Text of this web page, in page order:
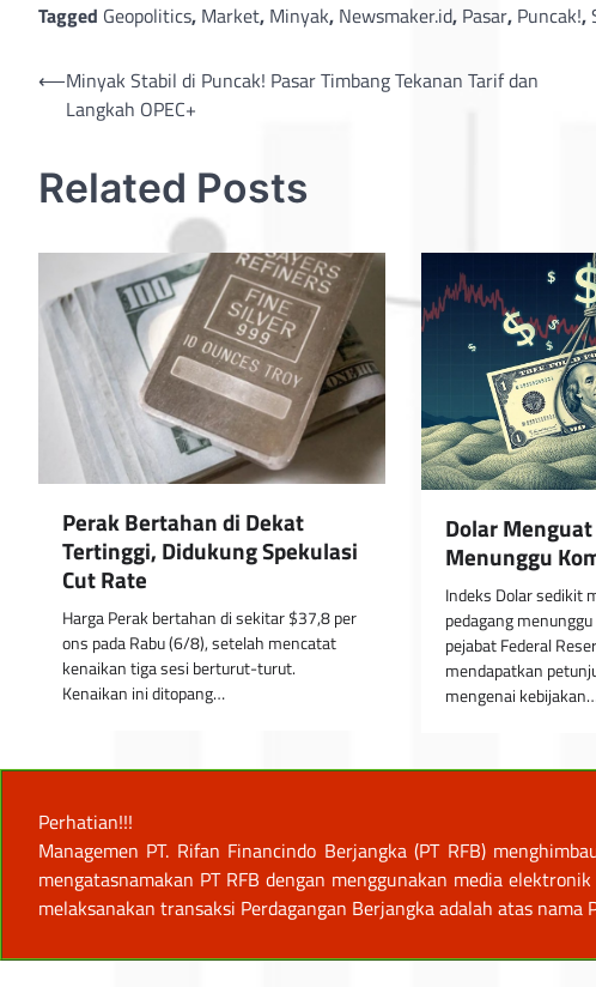
Tagged Geopolitics, Market, Minyak, Newsmaker.id, Pasar, Puncak!,
Post
navigation
⟵Minyak Stabil di Puncak! Pasar Timbang Tekanan Tarif dan
Langkah OPEC+
Related Posts
Perak Bertahan di Dekat
Tertinggi, Didukung Spekulasi
Cut Rate
Harga Perak bertahan di sekitar $37,8 per
ons pada Rabu (6/8), setelah mencatat
kenaikan tiga sesi berturut-turut.
Kenaikan ini ditopang…
Dolar
Menunggu
Indeks Dolar sedikit
pedagang
pejabat Federal
mendapatkan
mengenai
Perhatian!!!
Managemen PT. Rifan Financindo Berjangka (PT RFB)
mengatasnamakan PT RFB dengan menggunakan media
melaksanakan transaksi Perdagangan Berjangka adalah atas